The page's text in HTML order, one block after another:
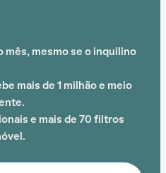
na área comum.
opções de Colégio
Carlos Pacheco, Lar
Vargas Colégio de
Family e Fisioterapia
agradar quem gosta de
casa.
mesmo se o inquilino
mais de 1 milhão e meio
e mais de 70 filtros